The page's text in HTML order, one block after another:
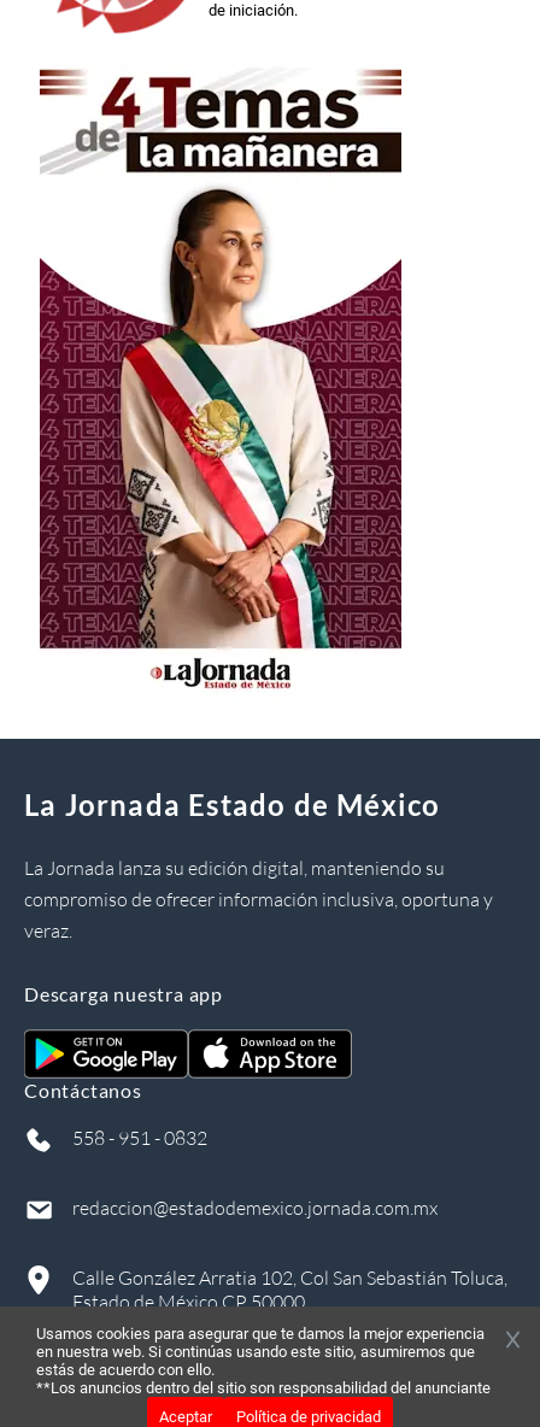
de iniciación.
La Jornada Estado de México
La Jornada lanza su edición digital, manteniendo su
compromiso de ofrecer información inclusiva, oportuna y
veraz.
Descarga nuestra app
Contáctanos
558 - 951 - 0832
redaccion@estadodemexico.jornada.com.mx
Calle González Arratia 102, Col San Sebastián Toluca,
Estado de México CP 50000
2026, Todos los derechos reservados
Usamos cookies para asegurar que te damos la mejor experiencia
en nuestra web. Si continúas usando este sitio, asumiremos que
estás de acuerdo con ello.
**Los anuncios dentro del sitio son responsabilidad del anunciante
Aceptar
Política de privacidad